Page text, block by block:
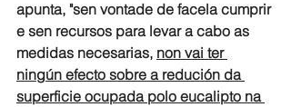
apunta, "sen vontade de facela cumprir
e sen recursos para levar a cabo as
medidas necesarias, non vai ter
ningún efecto sobre a redución da
superficie ocupada polo eucalipto na